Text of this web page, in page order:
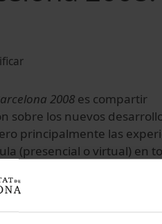
2008 es compartir
sobre los nuevos
principalmente las
(presencial o virtual) en
Historico de la